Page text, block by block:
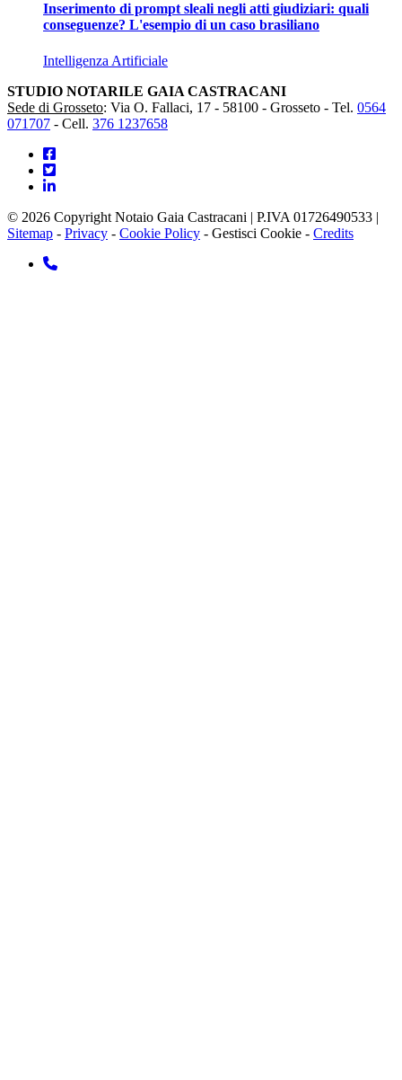
Inserimento di prompt sleali negli atti giudiziari: quali
conseguenze? L'esempio di un caso brasiliano
Intelligenza Artificiale
STUDIO NOTARILE GAIA CASTRACANI
Sede di Grosseto: Via O. Fallaci, 17 - 58100 - Grosseto - Tel. 0564
071707 - Cell. 376 1237658
© 2026 Copyright Notaio Gaia Castracani | P.IVA 01726490533 |
Sitemap - Privacy - Cookie Policy - Gestisci Cookie - Credits